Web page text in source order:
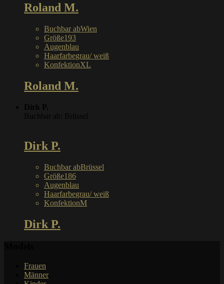
Roland M.
Buchbar abWien
Größe193
Augenblau
Haarfarbegrau/ weiß
KonfektionXL
Roland M.
Dirk P.
Buchbar ab: Brüssel
Dirk P.
Buchbar abBrüssel
Größe186
Augenblau
Haarfarbegrau/ weiß
KonfektionM
Dirk P.
Frauen
Männer